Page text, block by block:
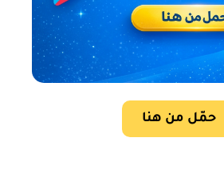
حمّل من هنا